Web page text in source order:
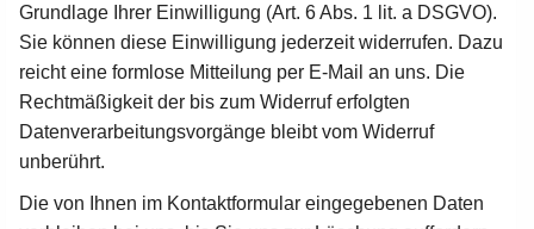
Grundlage Ihrer Einwilligung (Art. 6 Abs. 1 lit. a DSGVO).
Sie können diese Einwilligung jederzeit widerrufen. Dazu
reicht eine formlose Mitteilung per E-Mail an uns. Die
Rechtmäßigkeit der bis zum Widerruf erfolgten
Datenverarbeitungsvorgänge bleibt vom Widerruf
unberührt.
Die von Ihnen im Kontaktformular eingegebenen Daten